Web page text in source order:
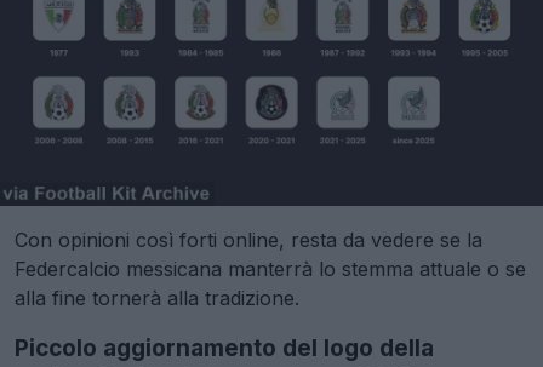
Con opinioni così forti online, resta da vedere se la
Federcalcio messicana manterrà lo stemma attuale o se
alla fine tornerà alla tradizione.
Piccolo aggiornamento del logo della